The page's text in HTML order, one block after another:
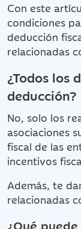
Con este
condiciones
deducción
relacionadas
¿Todos los
deducción?
No, solo los
asociaciones
fiscal de las
incentivos
Además, te
relacionadas
¿Qué